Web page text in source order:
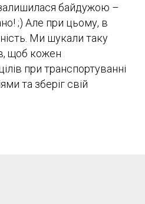
байдужою –
;) Але при цьому, в
Ми шукали таку
щоб кожен
при транспортуванні
та зберіг свій